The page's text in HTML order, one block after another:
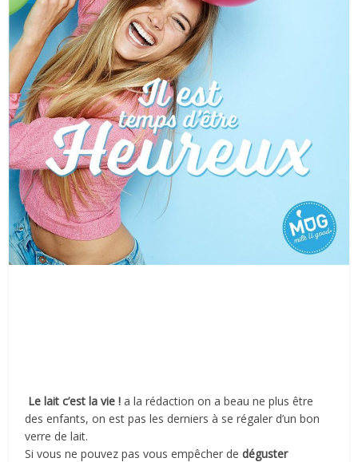
Le lait c’est la vie !a la rédaction on a beau ne plus être
des enfants, on est pas les derniers à se régaler d’un bon
verre de lait.
Si vous ne pouvez pas vous empêcher de déguster